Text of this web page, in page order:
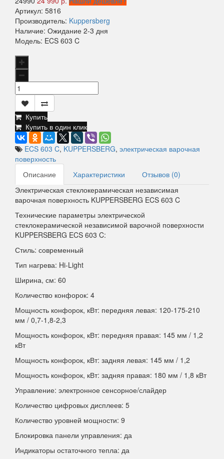
Артикул: 5816
Производитель: Kuppersberg
Наличие: Ожидание 2-3 дня
Модель: ECS 603 C
Купить
Купить в один клик
ECS 603 C, KUPPERSBERG, электрическая варочная
поверхность
Описание
Характеристики
Отзывов (0)
Электрическая стеклокерамическая независимая
варочная поверхность KUPPERSBERG ECS 603 C
Технические параметры электрической
стеклокерамической независимой варочной поверхности
KUPPERSBERG ECS 603 C:
Стиль: современный
Тип нагрева: Hi-Light
Ширина, см: 60
Количество конфорок: 4
Мощность конфорок, кВт: передняя левая: 120-175-210
мм / 0,7-1,8-2,3
Мощность конфорок, кВт: передняя правая: 145 мм / 1,2
кВт
Мощность конфорок, кВт: задняя левая: 145 мм / 1,2
Мощность конфорок, кВт: задняя правая: 180 мм / 1,8 кВт
Управление: электронное сенсорное/слайдер
Количество цифровых дисплеев: 5
Количество уровней мощности: 9
Блокировка панели управления: да
Индикаторы остаточного тепла: да